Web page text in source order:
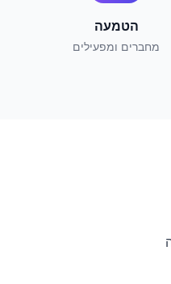
הטמעה
מחברים ומפעילים